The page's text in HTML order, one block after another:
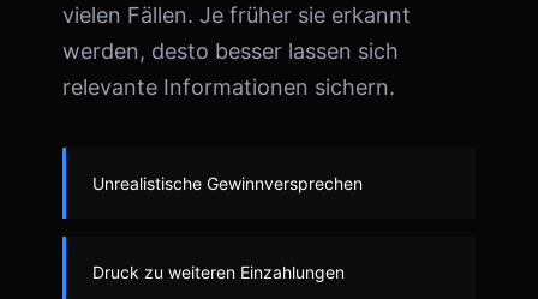
vielen Fällen. Je früher sie erkannt
werden, desto besser lassen sich
relevante Informationen sichern.
Unrealistische Gewinnversprechen
Druck zu weiteren Einzahlungen